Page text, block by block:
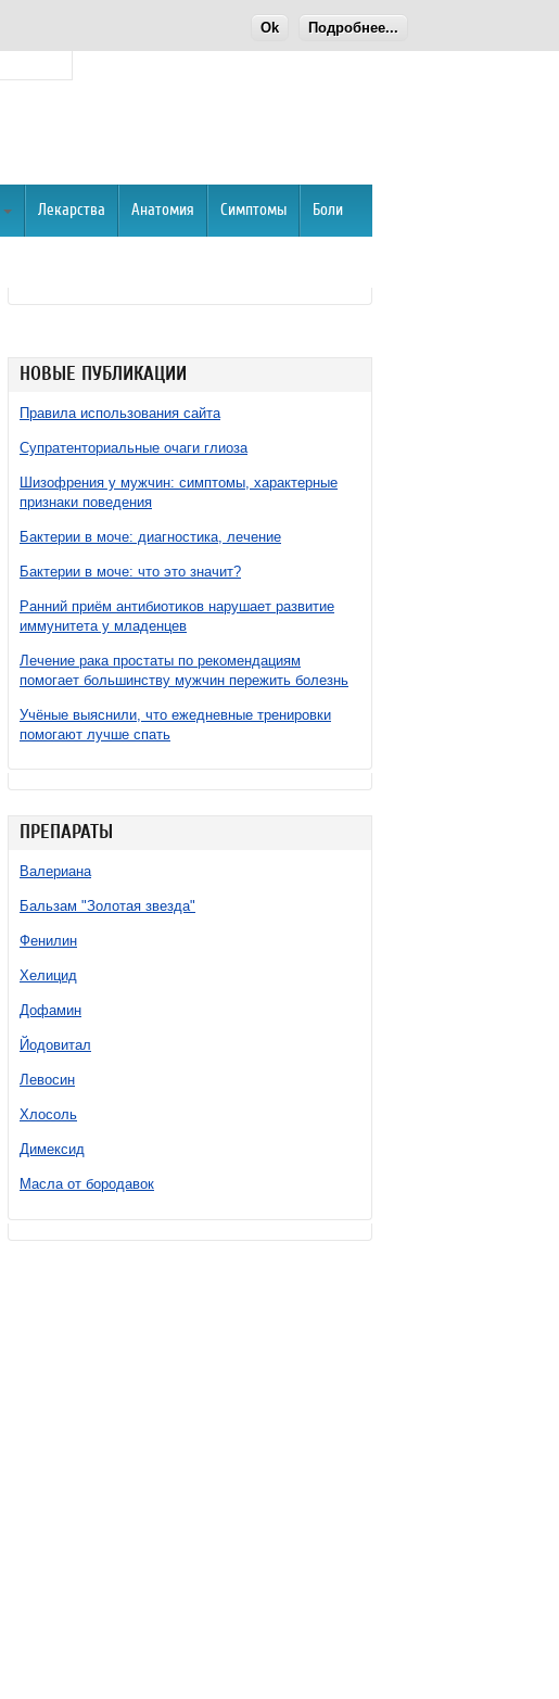
Ok Подробнее...
Лекарства Анатомия Симптомы Боли
НОВЫЕ ПУБЛИКАЦИИ
Правила использования сайта
Супратенториальные очаги глиоза
Шизофрения у мужчин: симптомы, характерные
признаки поведения
Бактерии в моче: диагностика, лечение
Бактерии в моче: что это значит?
Ранний приём антибиотиков нарушает развитие
иммунитета у младенцев
Лечение рака простаты по рекомендациям
помогает большинству мужчин пережить болезнь
Учёные выяснили, что ежедневные тренировки
помогают лучше спать
ПРЕПАРАТЫ
Валериана
Бальзам "Золотая звезда"
Фенилин
Хелицид
Дофамин
Йодовитал
Левосин
Хлосоль
Димексид
Масла от бородавок